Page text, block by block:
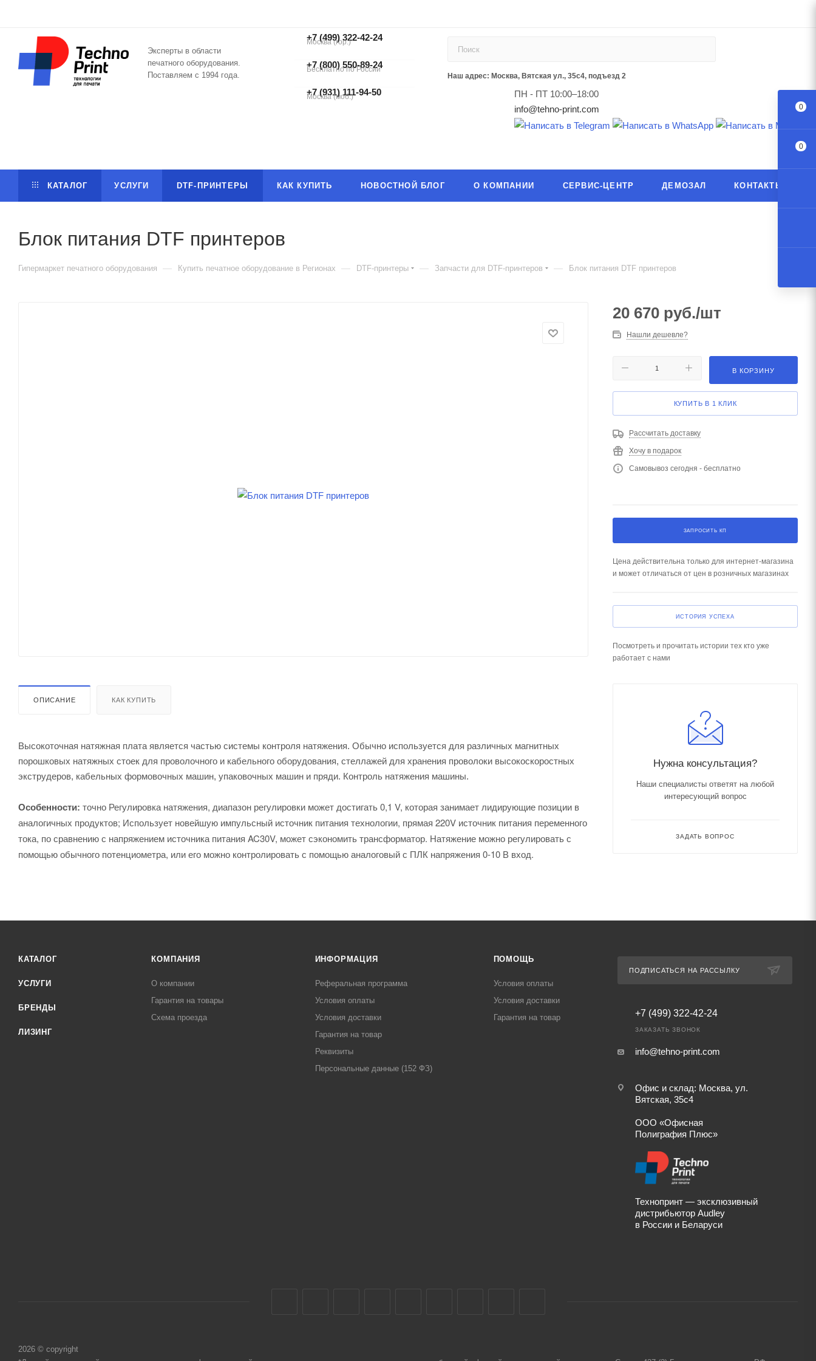
Эксперты в области
печатного оборудования.
Поставляем с 1994 года.
+7 (499) 322-42-24
Москва (гор.)
+7 (800) 550-89-24
Бесплатно по России
+7 (931) 111-94-50
Москва (моб.)
ЗАКАЗАТЬ ЗВОНОК
Наш адрес: Москва, Вятская ул., 35с4, подъезд 2
ПН - ПТ 10:00–18:00
info@tehno-print.com
КАТАЛОГ УСЛУГИ DTF-ПРИНТЕРЫ КАК КУПИТЬ НОВОСТНОЙ БЛОГ О КОМПАНИИ СЕРВИС-ЦЕНТР ДЕМОЗАЛ КОНТАКТЫ
Блок питания DTF принтеров
Гипермаркет печатного оборудования — Купить печатное оборудование в Регионах — DTF-принтеры — Запчасти для DTF-принтеров — Блок питания DTF принтеров
ОПИСАНИЕ КАК КУПИТЬ
Высокоточная натяжная плата является частью системы контроля натяжения. Обычно используется для различных магнитных
порошковых натяжных стоек для проволочного и кабельного оборудования, стеллажей для хранения проволоки высокоскоростных
экструдеров, кабельных формовочных машин, упаковочных машин и пряди. Контроль натяжения машины.
Особенности: точно Регулировка натяжения, диапазон регулировки может достигать 0,1 V, которая занимает лидирующие позиции в
аналогичных продуктов; Использует новейшую импульсный источник питания технологии, прямая 220V источник питания переменного
тока, по сравнению с напряжением источника питания AC30V, может сэкономить трансформатор. Натяжение можно регулировать с
помощью обычного потенциометра, или его можно контролировать с помощью аналоговый с ПЛК напряжения 0-10 В вход.
20 670 руб./шт
Нашли дешевле?
В КОРЗИНУ
КУПИТЬ В 1 КЛИК
Рассчитать доставку
Хочу в подарок
Самовывоз сегодня - бесплатно
ЗАПРОСИТЬ КП
Цена действительна только для интернет-магазина
и может отличаться от цен в розничных магазинах
ИСТОРИЯ УСПЕХА
Посмотреть и прочитать истории тех кто уже
работает с нами
Нужна консультация?
Наши специалисты ответят на любой
интересующий вопрос
ЗАДАТЬ ВОПРОС
КАТАЛОГ
УСЛУГИ
БРЕНДЫ
ЛИЗИНГ
КОМПАНИЯ
О компании
Гарантия на товары
Схема проезда
ИНФОРМАЦИЯ
Реферальная программа
Условия оплаты
Условия доставки
Гарантия на товар
Реквизиты
Персональные данные (152 ФЗ)
ПОМОЩЬ
Условия оплаты
Условия доставки
Гарантия на товар
ПОДПИСАТЬСЯ НА РАССЫЛКУ
+7 (499) 322-42-24
ЗАКАЗАТЬ ЗВОНОК
info@tehno-print.com
Офис и склад: Москва, ул.
Вятская, 35с4
ООО «Офисная
Полиграфия Плюс»
Технопринт — эксклюзивный
дистрибьютор Audley
в России и Беларуси
2026 © copyright
0
0